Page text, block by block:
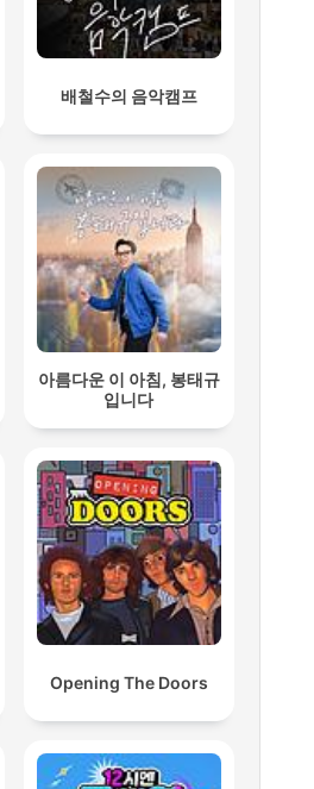
배철수의 음악캠프
아름다운 이 아침, 봉태규
입니다
Opening The Doors